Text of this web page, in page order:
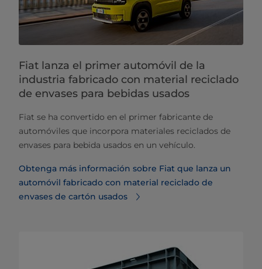
Fiat lanza el primer automóvil de la
industria fabricado con material reciclado
de envases para bebidas usados
Fiat se ha convertido en el primer fabricante de
automóviles que incorpora materiales reciclados de
envases para bebida usados en un vehículo.
Obtenga más información sobre Fiat que lanza un
automóvil fabricado con material reciclado de
envases de cartón usados